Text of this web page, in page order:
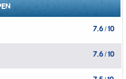
7.6 /10
7.6 /10